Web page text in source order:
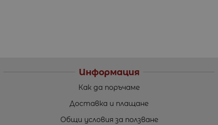
Информация
Как да поръчаме
Доставка и плащане
Общи условия за ползване